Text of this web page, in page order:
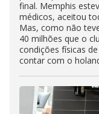
final. Memphis
médicos, aceitou
Mas, como não
40 milhões que o
condições físicas
contar com o